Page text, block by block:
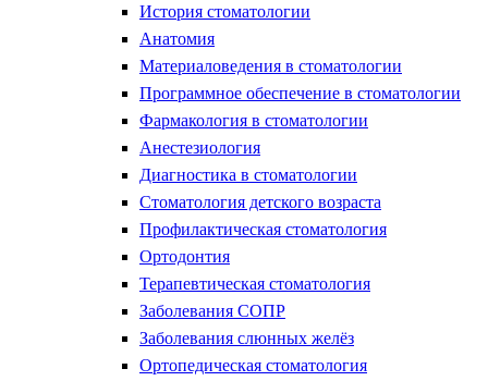
История стоматологии
Анатомия
Материаловедения в стоматологии
Программное обеспечение в стоматологии
Фармакология в стоматологии
Анестезиология
Диагностика в стоматологии
Стоматология детского возраста
Профилактическая стоматология
Ортодонтия
Терапевтическая стоматология
Заболевания СОПР
Заболевания слюнных желёз
Ортопедическая стоматология